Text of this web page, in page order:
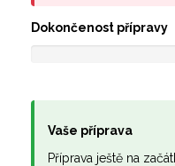
Dokončenost přípravy
Vaše příprava
Příprava ještě na